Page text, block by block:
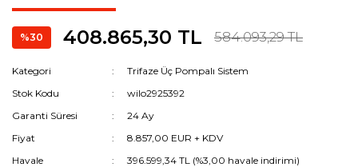
%30 408.865,30 TL 584.093,29 TL
Kategori
Trifaze Üç Pompalı Sistem
Stok Kodu
wilo2925392
Garanti Süresi
24 Ay
Fiyat
8.857,00 EUR + KDV
Havale
396.599,34 TL (%3,00 havale indirimi)